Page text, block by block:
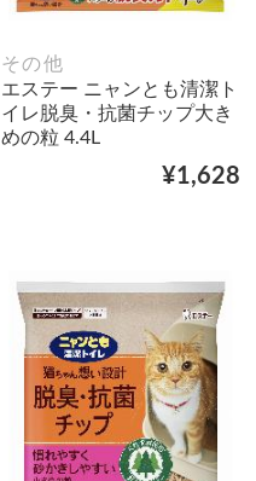
その他
エステー ニャンとも清潔ト
イレ脱臭・抗菌チップ大き
めの粒 4.4L
¥1,628